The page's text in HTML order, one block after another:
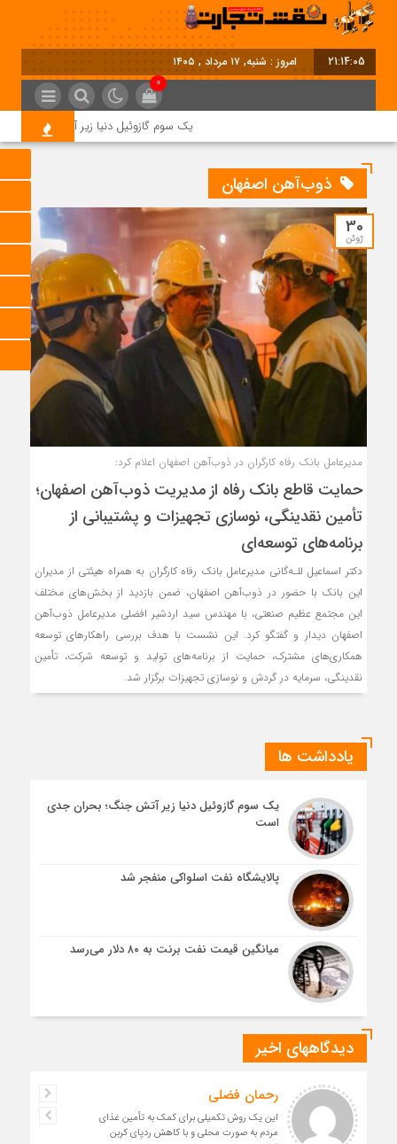
21:14:06 امروز : شنبه, ۱۷ مرداد , ۱۴۰۵
0
یک سوم گازوئیل دنیا زیر آتش جنگ؛
ذوب‌آهن اصفهان
30
ژوئن
مدیرعامل بانک رفاه کارگران در ذوب‌آهن اصفهان اعلام کرد:
حمایت قاطع بانک رفاه از مدیریت ذوب‌آهن اصفهان؛
تأمین نقدینگی، نوسازی تجهیزات و پشتیبانی از
برنامه‌های توسعه‌ای
دکتر اسماعیل للـه‌گانی مدیرعامل بانک رفاه کارگران به همراه هیئتی از مدیران
این بانک با حضور در ذوب‌آهن اصفهان، ضمن بازدید از بخش‌های مختلف
این مجتمع عظیم صنعتی، با مهندس سید اردشیر افضلی مدیرعامل ذوب‌آهن
اصفهان دیدار و گفتگو کرد. این نشست با هدف بررسی راهکارهای توسعه
همکاری‌های مشترک، حمایت از برنامه‌های تولید و توسعه شرکت، تأمین
نقدینگی، سرمایه در گردش و نوسازی تجهیزات برگزار شد.
یادداشت ها
یک سوم گازوئیل دنیا زیر آتش جنگ؛ بحران جدی
است
پالایشگاه نفت اسلواکی منفجر شد
میانگین قیمت نفت برنت به ۸۰ دلار می‌رسد
دیدگاههای اخیر
رحمان فضلی
این یک روش تکمیلی برای کمک به تأمین غذای
مردم به صورت محلی و با کاهش ردپای کربن